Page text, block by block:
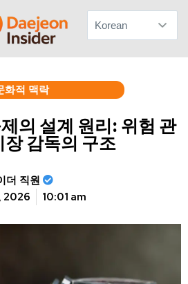
화적 맥락
의 설계 원리: 위험 관
장 감독의 구조
더 직원
2026 10:01 am